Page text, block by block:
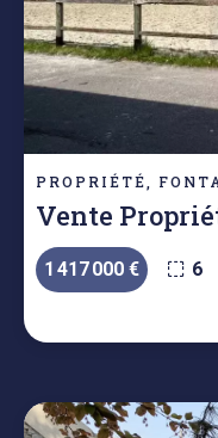
PROPRIÉTÉ,
Vente
1 417 000 € 6